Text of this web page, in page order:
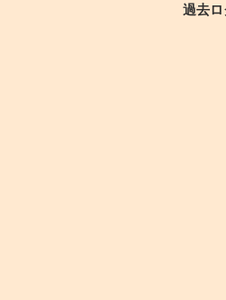
過去